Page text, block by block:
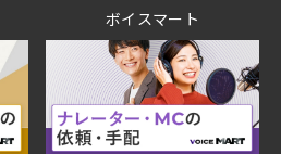
ボイスマート